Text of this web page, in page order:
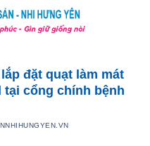
đặt quạt làm mát
tại cổng chính bệnh